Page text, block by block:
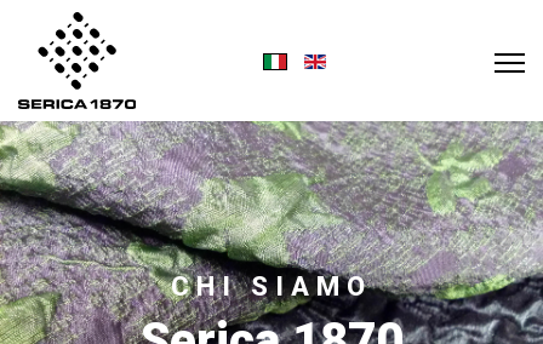
CHI SIAMO